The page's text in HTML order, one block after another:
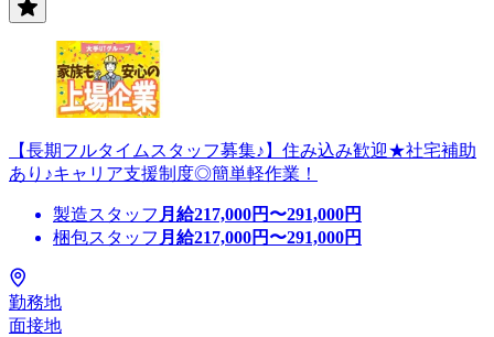
【長期フルタイムスタッフ募集♪】住み込み歓迎★社宅補助
あり♪キャリア支援制度◎簡単軽作業！
製造スタッフ 月給217,000円〜291,000円
梱包スタッフ 月給217,000円〜291,000円
勤務地
面接地